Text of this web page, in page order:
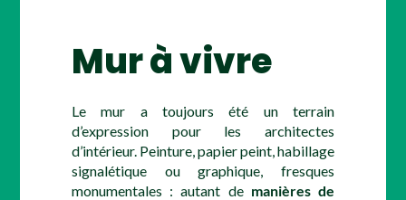
Mur à vivre
Le mur a toujours été un terrain
d’expression pour les architectes
d’intérieur. Peinture, papier peint, habillage
signalétique ou graphique, fresques
monumentales : autant de manières de